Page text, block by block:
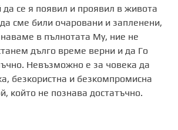
се я появил и проявил в живота
сме били очаровани и запленени,
в пълнотата Му, ние не
дълго време верни и да Го
Невъзможно е за човека да
безкористна и безкомпромисна
който не познава достатъчно.